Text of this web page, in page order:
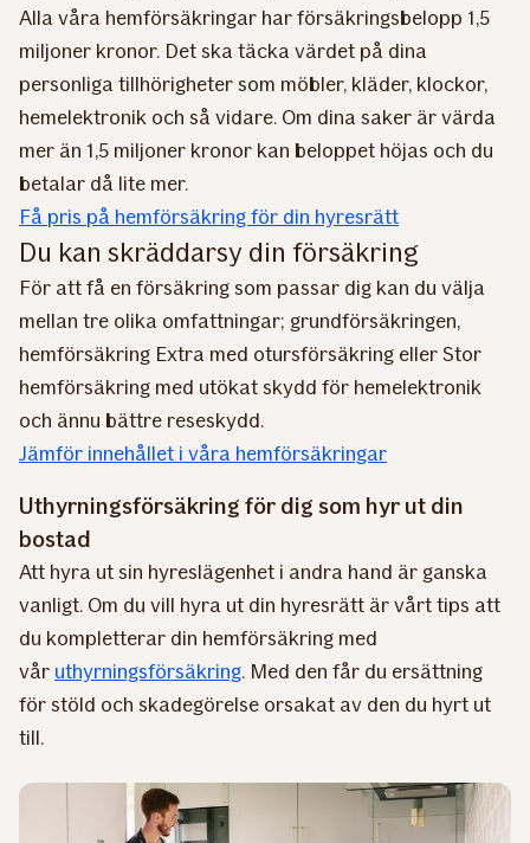
Alla våra hemförsäkringar har försäkringsbelopp 1,5
miljoner kronor. Det ska täcka värdet på dina
personliga tillhörigheter som möbler, kläder, klockor,
hemelektronik och så vidare. Om dina saker är värda
mer än 1,5 miljoner kronor kan beloppet höjas och du
betalar då lite mer.
Få pris på hemförsäkring för din hyresrätt
Du kan skräddarsy din försäkring
För att få en försäkring som passar dig kan du välja
mellan tre olika omfattningar; grundförsäkringen,
hemförsäkring Extra med otursförsäkring eller Stor
hemförsäkring med utökat skydd för hemelektronik
och ännu bättre reseskydd.
Jämför innehållet i våra hemförsäkringar
Uthyrningsförsäkring för dig som hyr ut din
bostad
Att hyra ut sin hyreslägenhet i andra hand är ganska
vanligt. Om du vill hyra ut din hyresrätt är vårt tips att
du kompletterar din hemförsäkring med
vår uthyrningsförsäkring. Med den får du ersättning
för stöld och skadegörelse orsakat av den du hyrt ut
till.